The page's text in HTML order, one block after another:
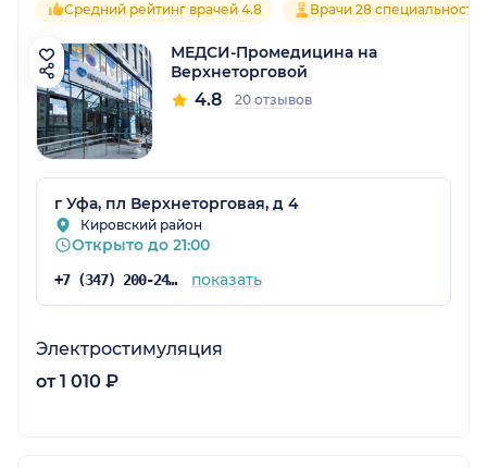
Средний рейтинг врачей 4.8 Врачи 28
МЕДСИ-Промедицина на
Верхнеторговой
4.8 20 отзывов
г Уфа, пл Верхнеторговая, д 4
Кировский район
Открыто до 21:00
+7 (347) 200-24-71 показать
Электростимуляция
от 1 010 ₽